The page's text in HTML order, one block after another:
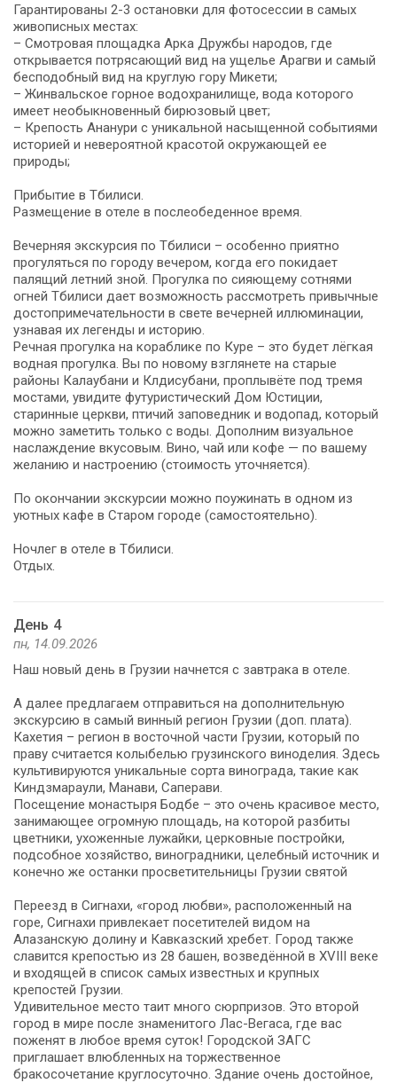
Гарантированы 2-3 остановки для фотосессии в самых
живописных местах:
– Смотровая площадка Арка Дружбы народов, где
открывается потрясающий вид на ущелье Арагви и самый
бесподобный вид на круглую гору Микети;
– Жинвальское горное водохранилище, вода которого
имеет необыкновенный бирюзовый цвет;
– Крепость Ананури с уникальной насыщенной событиями
историей и невероятной красотой окружающей ее
природы;
Прибытие в Тбилиси.
Размещение в отеле в послеобеденное время.
Вечерняя экскурсия по Тбилиси – особенно приятно
прогуляться по городу вечером, когда его покидает
палящий летний зной. Прогулка по сияющему сотнями
огней Тбилиси дает возможность рассмотреть привычные
достопримечательности в свете вечерней иллюминации,
узнавая их легенды и историю.
Речная прогулка на кораблике по Куре – это будет лёгкая
водная прогулка. Вы по новому взглянете на старые
районы Калаубани и Клдисубани, проплывёте под тремя
мостами, увидите футуристический Дом Юстиции,
старинные церкви, птичий заповедник и водопад, который
можно заметить только с воды. Дополним визуальное
наслаждение вкусовым. Вино, чай или кофе — по вашему
желанию и настроению (стоимость уточняется).
По окончании экскурсии можно поужинать в одном из
уютных кафе в Старом городе (самостоятельно).
Ночлег в отеле в Тбилиси.
Отдых.
День 4
пн, 14.09.2026
Наш новый день в Грузии начнется с завтрака в отеле.
А далее предлагаем отправиться на дополнительную
экскурсию в самый винный регион Грузии (доп. плата).
Кахетия – регион в восточной части Грузии, который по
праву считается колыбелью грузинского виноделия. Здесь
культивируются уникальные сорта винограда, такие как
Киндзмараули, Манави, Саперави.
Посещение монастыря Бодбе – это очень красивое место,
занимающее огромную площадь, на которой разбиты
цветники, ухоженные лужайки, церковные постройки,
подсобное хозяйство, виноградники, целебный источник и
конечно же останки просветительницы Грузии святой
Переезд в Сигнахи, «город любви», расположенный на
горе, Сигнахи привлекает посетителей видом на
Алазанскую долину и Кавказский хребет. Город также
славится крепостью из 28 башен, возведённой в XVIII веке
и входящей в список самых известных и крупных
крепостей Грузии.
Удивительное место таит много сюрпризов. Это второй
город в мире после знаменитого Лас-Вегаса, где вас
поженят в любое время суток! Городской ЗАГС
приглашает влюбленных на торжественное
бракосочетание круглосуточно. Здание очень достойное,